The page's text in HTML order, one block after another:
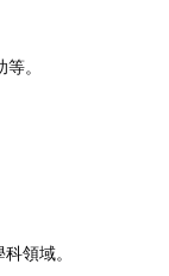
。
領域。